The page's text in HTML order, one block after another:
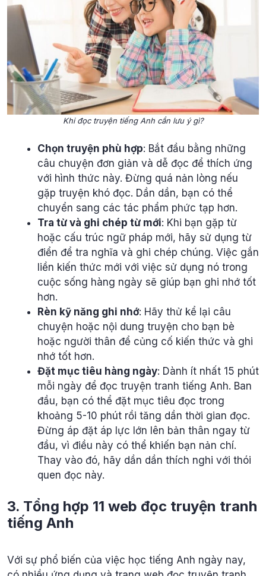
Khi đọc truyện tiếng Anh cần lưu ý gì?
Chọn truyện phù hợp: Bắt đầu bằng những
câu chuyện đơn giản và dễ đọc để thích ứng
với hình thức này. Đừng quá nản lòng nếu
gặp truyện khó đọc. Dần dần, bạn có thể
chuyển sang các tác phẩm phức tạp hơn.
Tra từ và ghi chép từ mới: Khi bạn gặp từ
hoặc cấu trúc ngữ pháp mới, hãy sử dụng từ
điển để tra nghĩa và ghi chép chúng. Việc gắn
liền kiến thức mới với việc sử dụng nó trong
cuộc sống hàng ngày sẽ giúp bạn ghi nhớ tốt
hơn.
Rèn kỹ năng ghi nhớ: Hãy thử kể lại câu
chuyện hoặc nội dung truyện cho bạn bè
hoặc người thân để củng cố kiến thức và ghi
nhớ tốt hơn.
Đặt mục tiêu hàng ngày: Dành ít nhất 15 phút
mỗi ngày để đọc truyện tranh tiếng Anh. Ban
đầu, bạn có thể đặt mục tiêu đọc trong
khoảng 5-10 phút rồi tăng dần thời gian đọc.
Đừng áp đặt áp lực lớn lên bản thân ngay từ
đầu, vì điều này có thể khiến bạn nản chí.
Thay vào đó, hãy dần dần thích nghi với thói
quen đọc này.
3. Tổng hợp 11 web đọc truyện tranh
tiếng Anh
Với sự phổ biến của việc học tiếng Anh ngày nay,